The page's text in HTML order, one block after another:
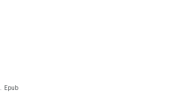
Epub